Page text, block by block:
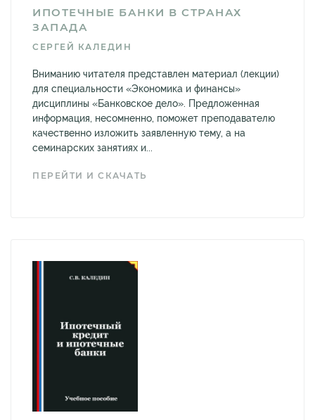
ИПОТЕЧНЫЕ БАНКИ В СТРАНАХ
ЗАПАДА
СЕРГЕЙ КАЛЕДИН
Вниманию читателя представлен материал (лекции)
для специальности «Экономика и финансы»
дисциплины «Банковское дело». Предложенная
информация, несомненно, поможет преподавателю
качественно изложить заявленную тему, а на
семинарских занятиях и...
ПЕРЕЙТИ И СКАЧАТЬ